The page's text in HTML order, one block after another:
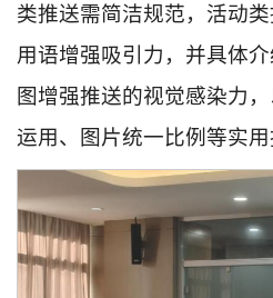
类推送需简洁规范，活动
用语增强吸引力，并具体
图增强推送的视觉感染力
运用、图片统一比例等实用